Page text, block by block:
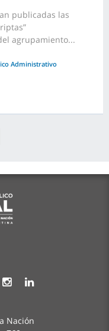
publicadas las
agrupamiento...
Administrativo
Nación